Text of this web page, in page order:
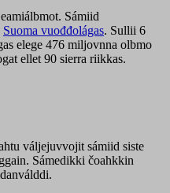
Sámiid
Suoma vuođđolágas. Sullii 6
elege 476 miljovnna olbmo
ellet 90 sierra riikkas.
váljejuvvojit sámiid siste
Sámedikki čoahkkin